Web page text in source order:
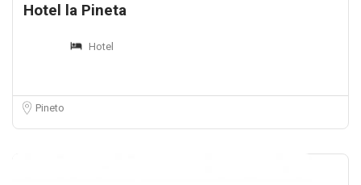
Hotel la Pineta
Hotel
Pineto